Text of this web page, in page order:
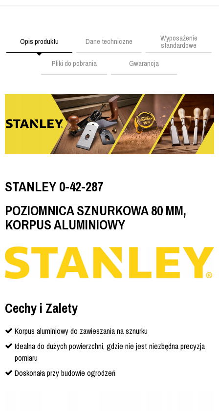
Opis produktu Dane techniczne Wyposażenie
standardowe
Pliki do pobrania
Gwarancja
STANLEY 0-42-287
POZIOMNICA SZNURKOWA 80 MM,
KORPUS ALUMINIOWY
Cechy i Zalety
Korpus aluminiowy do zawieszania na sznurku
Idealna do dużych powierzchni, gdzie nie jest niezbędna precyzja
pomiaru
Doskonała przy budowie ogrodzeń